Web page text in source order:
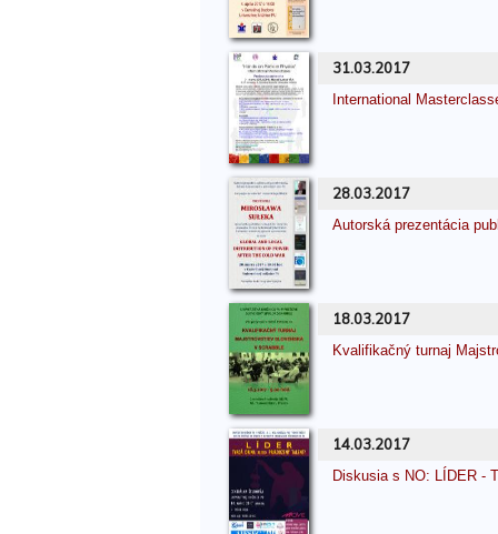
31.03.2017
International
28.03.2017
Autorská prezentácia
18.03.2017
Kvalifikačný turnaj
14.03.2017
Diskusia s NO: LÍDER -